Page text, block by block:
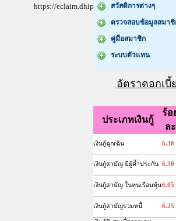
https://eclaim.dhipaya.co.th